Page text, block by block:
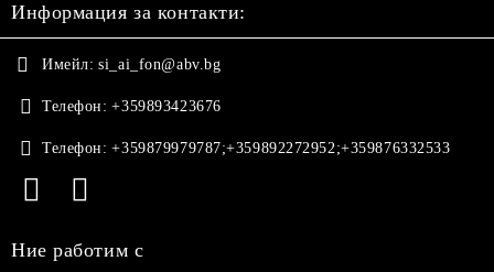
Информация за контакти:
Имейл: si_ai_fon@abv.bg
Телефон: +359893423676
Телефон: +359879979787;+359892272952;+359876332533
Ние работим с